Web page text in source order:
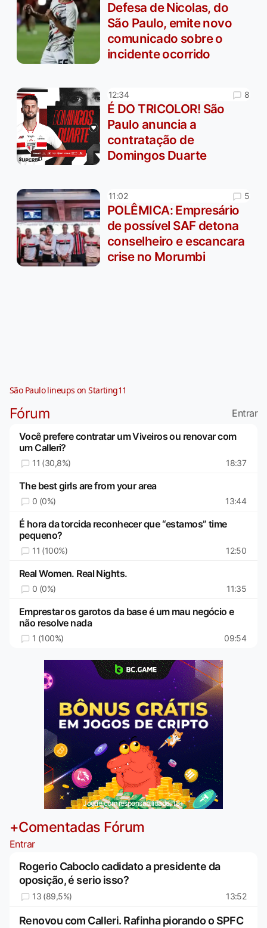
Defesa de Nicolas, do
São Paulo, emite novo
comunicado sobre o
incidente ocorrido
12:34 8
É DO TRICOLOR! São
Paulo anuncia a
contratação de
Domingos Duarte
11:02 5
POLÊMICA: Empresário
de possível SAF detona
conselheiro e escancara
crise no Morumbi
São Paulo lineups on Starting11
Fórum
Entrar
Você prefere contratar um Viveiros ou renovar com
um Calleri?
11 (30,8%) 18:37
The best girls are from your area
0 (0%) 13:44
É hora da torcida reconhecer que “estamos” time
pequeno?
11 (100%) 12:50
Real Women. Real Nights.
0 (0%) 11:35
Emprestar os garotos da base é um mau negócio e
não resolve nada
1 (100%) 09:54
Jogue com responsabilidade. 18+
+Comentadas Fórum
Entrar
Rogerio Caboclo cadidato a presidente da
oposição, é serio isso?
13 (89,5%) 13:52
Renovou com Calleri. Rafinha piorando o SPFC